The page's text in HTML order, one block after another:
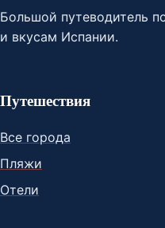
Большой путеводитель
и вкусам Испании.
Путешествия
Все города
Пляжи
Отели